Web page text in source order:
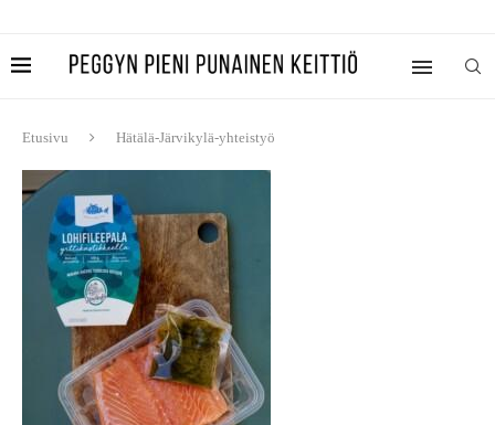
Etusivu Hätälä-Järvikylä-yhteistyö